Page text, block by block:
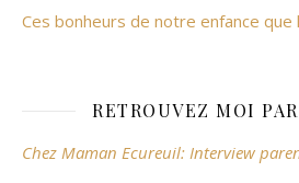
Ces bonheurs de notre enfance que
RETROUVEZ MOI
Chez Maman Ecureuil: Interview